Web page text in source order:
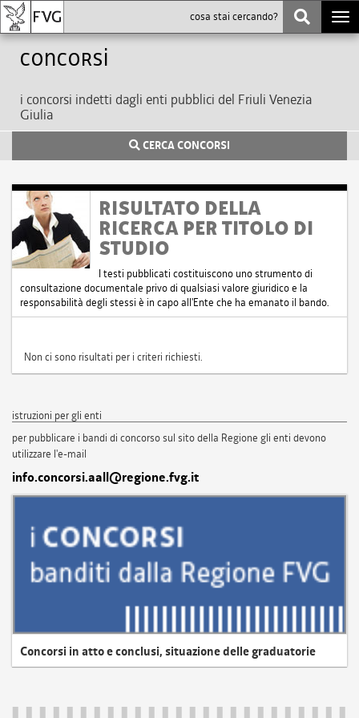
Concorsi
i concorsi indetti dagli enti pubblici del Friuli Venezia
Giulia
CERCA CONCORSI
RISULTATO DELLA
RICERCA PER TITOLO DI
STUDIO
I testi pubblicati costituiscono uno strumento di
consultazione documentale privo di qualsiasi valore giuridico e la
responsabilità degli stessi è in capo all'Ente che ha emanato il bando.
Non ci sono risultati per i criteri richiesti.
istruzioni per gli enti
per pubblicare i bandi di concorso sul sito della Regione gli enti devono
utilizzare l'e-mail
info.concorsi.aall@regione.fvg.it
Concorsi in atto e conclusi, situazione delle graduatorie